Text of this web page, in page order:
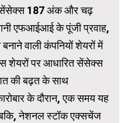
सेंसेक्स 187 अंक और चढ़
एफआईआई के पूंजी प्रवाह,
वाली कंपनियों शेयरों में
शेयरों पर आधारित सेंसेक्स
की बढ़त के साथ
के दौरान, एक समय यह
नेशनल स्टॉक एक्सचेंज